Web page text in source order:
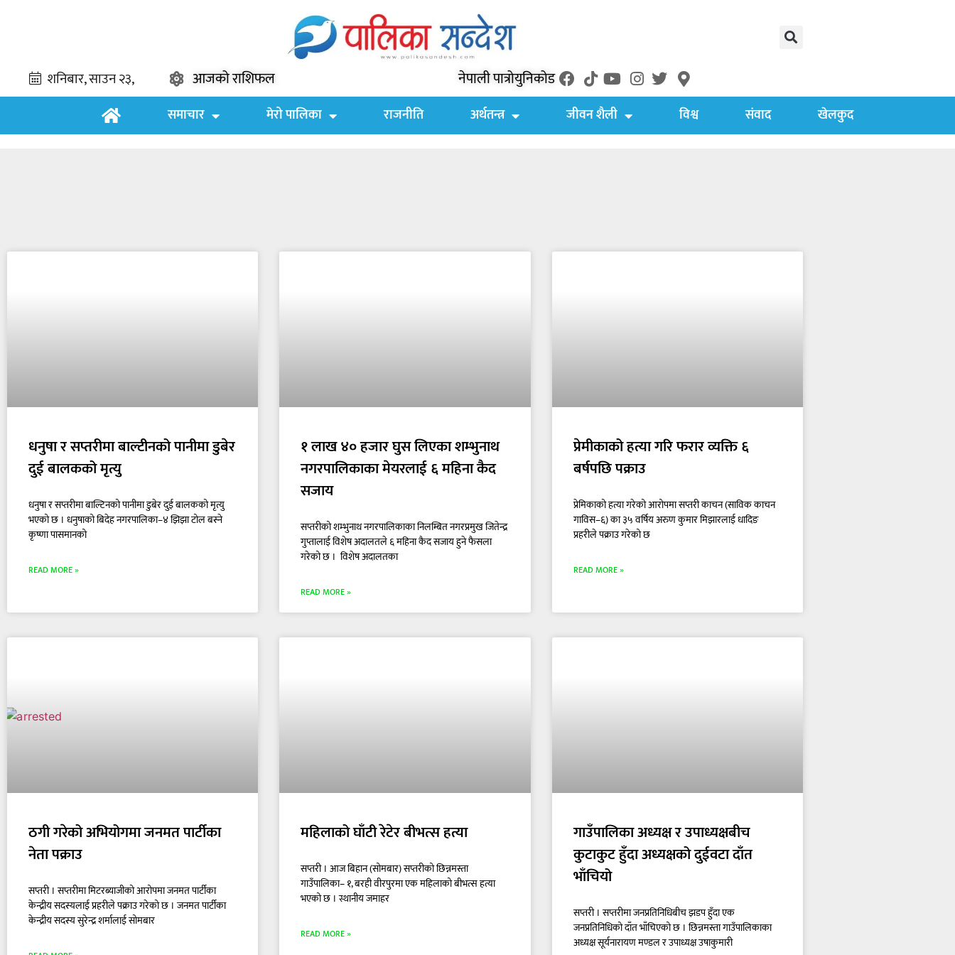
आजको राशिफल नेपाली पात्रोयुनिकोड
समाचार मेरो पालिका राजनीति अर्थतन्त्र जीवन शैली विश्व संवाद खेलकुद
धनुषा र सप्तरीमा बाल्टीनको पानीमा डुबेर
दुई बालकको मृत्यु
धनुषा र सप्तरीमा बाल्टिनको पानीमा डुबेर दुई बालकको मृत्यु
भएको छ । धनुषाको बिदेह नगरपालिका–४ झिझा टोल बस्ने
कृष्णा पासमानको
READ MORE »
१ लाख ४० हजार घुस लिएका शम्भुनाथ
नगरपालिकाका मेयरलाई ६ महिना कैद
सजाय
सप्तरीको शम्भुनाथ नगरपालिकाका निलम्बित नगरप्रमुख जितेन्द्र
गुप्तालाई विशेष अदालतले ६ महिना कैद सजाय हुने फैसला
गरेको छ । विशेष अदालतका
READ MORE »
प्रेमीकाको हत्या गरि फरार व्यक्ति ६
बर्षपछि पक्राउ
प्रेमिकाको हत्या गरेको आरोपमा सप्तरी काचन (साविक काचन
गाविस–६) का ३५ वर्षिय अरुण कुमार मिझारलाई धादिङ
प्रहरीले पक्राउ गरेको छ
READ MORE »
ठगी गरेको अभियोगमा जनमत पार्टीका
नेता पक्राउ
सप्तरी । सप्तरीमा मिटरब्याजीको आरोपमा जनमत पार्टीका
केन्द्रीय सदस्यलाई प्रहरीले पक्राउ गरेको छ । जनमत पार्टीका
केन्द्रीय सदस्य सुरेन्द्र शर्मालाई सोमबार
महिलाको घाँटी रेटेर बीभत्स हत्या
सप्तरी । आज बिहान (सोमबार) सप्तरीको छिन्नमस्ता
गाउँपालिका– १, बरही वीरपुरमा एक महिलाको बीभत्स हत्या
भएको छ । स्थानीय जमाहर
READ MORE »
गाउँपालिका अध्यक्ष र उपाध्यक्षबीच
कुटाकुट हुँदा अध्यक्षको दुईवटा दाँत
भाँचियो
सप्तरी । सप्तरीमा जनप्रतिनिधिबीच झडप हुँदा एक
जनप्रतिनिधिको दाँत भाँचिएको छ । छिन्नमस्ता गाउँपालिकाका
अध्यक्ष सूर्यनारायण मण्डल र उपाध्यक्ष उषाकुमारी